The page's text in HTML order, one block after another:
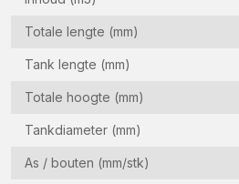
Totale lengte (mm)
Tank lengte (mm)
Totale hoogte (mm)
Tankdiameter (mm)
As / bouten (mm/stk)
Land
(Vereist)
Vraag